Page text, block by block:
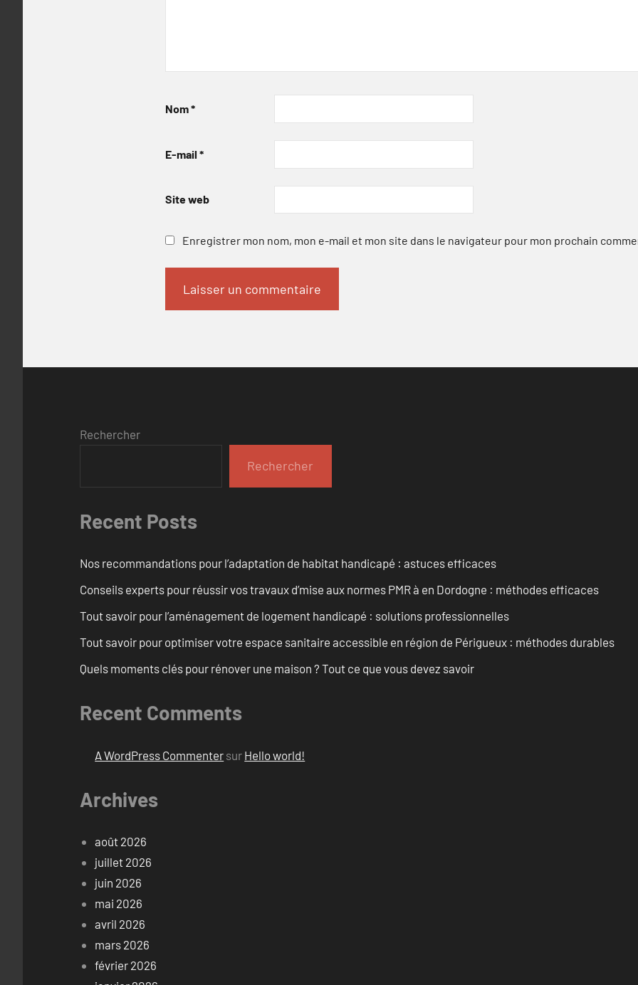
Nom*
E-mail *
Site web
Enregistrer mon nom, mon e-mail et mon site dans le navigateur pour mon prochain
Rechercher
Rechercher
Recent Posts
Nos recommandations pour l’adaptation de habitat handicapé : astuces efficaces
Conseils experts pour réussir vos travaux d’mise aux normes PMR à en Dordogne : méthodes efficaces
Tout savoir pour l’aménagement de logement handicapé : solutions professionnelles
Tout savoir pour optimiser votre espace sanitaire accessible en région de Périgueux : méthodes durables
Quels moments clés pour rénover une maison ? Tout ce que vous devez savoir
Recent Comments
A WordPress Commenter sur Hello world!
Archives
août 2026
juillet 2026
juin 2026
mai 2026
avril 2026
mars 2026
février 2026